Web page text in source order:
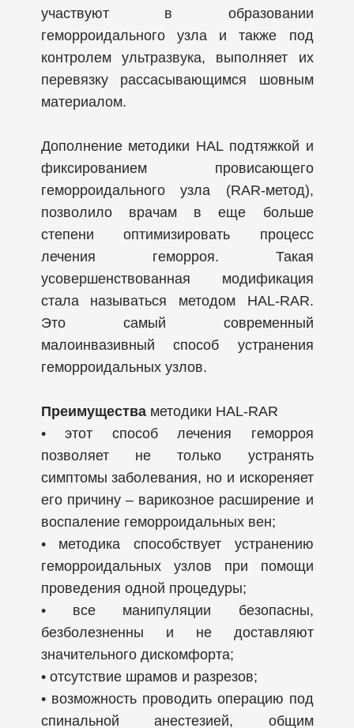
участвуют в образовании
геморроидального узла и также под
контролем ультразвука, выполняет их
перевязку рассасывающимся шовным
материалом.
Дополнение методики HAL подтяжкой и
фиксированием провисающего
геморроидального узла (RAR-метод),
позволило врачам в еще больше
степени оптимизировать процесс
лечения геморроя. Такая
усовершенствованная модификация
стала называться методом HAL-RAR.
Это самый современный
малоинвазивный способ устранения
геморроидальных узлов.
Преимуществаметодики HAL-RAR
• этот способ лечения геморроя
позволяет не только устранять
симптомы заболевания, но и искореняет
его причину – варикозное расширение и
воспаление геморроидальных вен;
• методика способствует устранению
геморроидальных узлов при помощи
проведения одной процедуры;
• все манипуляции безопасны,
безболезненны и не доставляют
значительного дискомфорта;
• отсутствие шрамов и разрезов;
• возможность проводить операцию под
спинальной анестезией, общим